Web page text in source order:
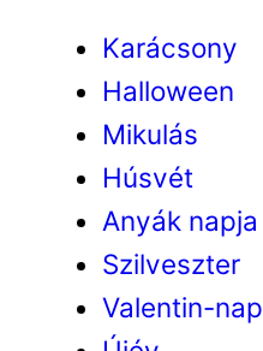
Karácsony
Halloween
Mikulás
Húsvét
Anyák napja
Szilveszter
Valentin-nap